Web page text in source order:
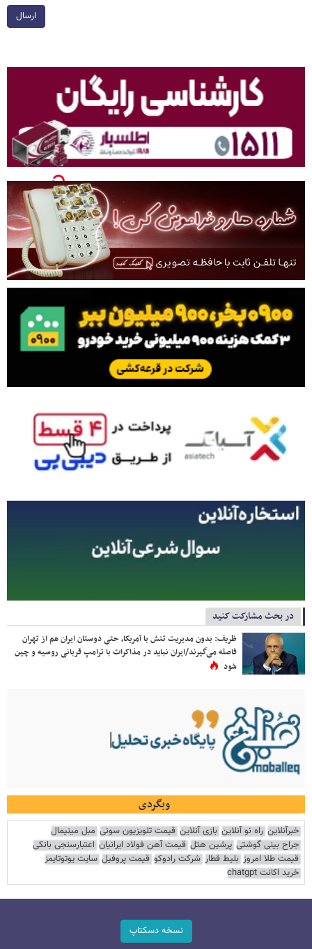
ارسال
در بحث مشارکت کنید
ظریف: بدون مدیریت تنش با آمریکا، حتی دوستان ایران هم از تهران
فاصله می‌گیرند/ایران نباید در مذاکرات با ترامپ قربانی روسیه و چین
شود
وبگردی
خبرآنلاین راه نو آنلاین بازی آنلاین قیمت تلویزیون سونی مبل مینیمال
جراح بینی گوشتی پرشین هتل قیمت آهن فولاد ایرانیان اعتبارسنجی بانکی
قیمت طلا امروز بلیط قطار شرکت رادوکو قیمت پروفیل سایت یوتوتایمز
خرید اکانت chatgpt
نسخه دسکتاپ